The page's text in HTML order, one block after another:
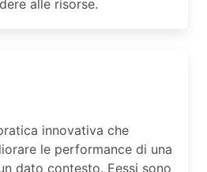
alle risorse.
innovativa che
le performance di una
dato contesto. Eessi sono